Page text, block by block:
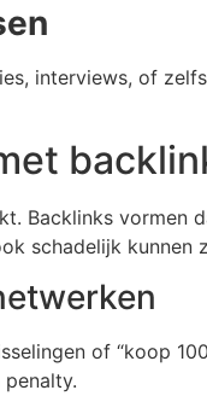
interviews, of
Backlinks vormen
schadelijk kunnen
of “koop